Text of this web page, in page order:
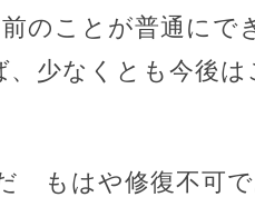
のことが普通にで
少なくとも今後
もはや修復不可